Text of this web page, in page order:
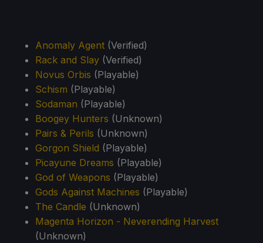
Anomaly Agent (Verified)
Rack and Slay (Verified)
Novus Orbis (Playable)
Schism (Playable)
Sodaman (Playable)
Boogey Hunters (Unknown)
Pairs & Perils (Unknown)
Gorgon Shield (Playable)
Picayune Dreams (Playable)
God of Weapons (Playable)
Gods Against Machines (Playable)
The Candle (Unknown)
Magenta Horizon - Neverending Harvest
(Unknown)